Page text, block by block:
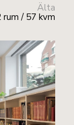
Älta
rum / 57 kvm